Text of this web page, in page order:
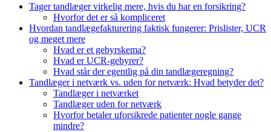
Tager tandlæger virkelig mere, hvis du har en forsikring?
Hvorfor det er så kompliceret
Hvordan tandlægefakturering faktisk fungerer: Prislister, UCR
og meget mere
Hvad er et gebyrskema?
Hvad er UCR-gebyrer?
Hvad står der egentlig på din tandlægeregning?
Tandlæger i netværk vs. uden for netværk: Hvad betyder det?
Tandlæger i netværket
Tandlæger uden for netværk
Hvorfor betaler uforsikrede patienter nogle gange
mindre?